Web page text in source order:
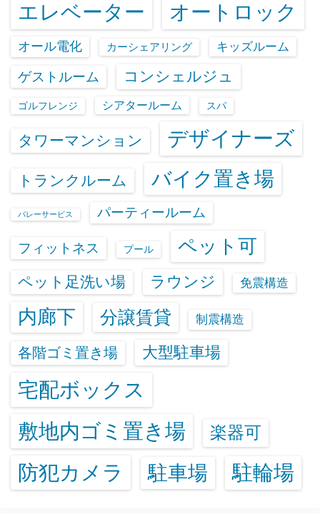
エレベーター オートロック
オール電化 カーシェアリング キッズルーム
ゲストルーム コンシェルジュ
ゴルフレンジ シアタールーム スパ
タワーマンション デザイナーズ
トランクルーム バイク置き場
バレーサービス パーティールーム
フィットネス プール ペット可
ペット足洗い場 ラウンジ 免震構造
内廊下 分譲賃貸 制震構造
各階ゴミ置き場 大型駐車場
宅配ボックス
敷地内ゴミ置き場
楽器可
防犯カメラ 駐車場 駐輪場